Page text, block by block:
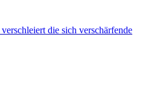
die sich verschärfende